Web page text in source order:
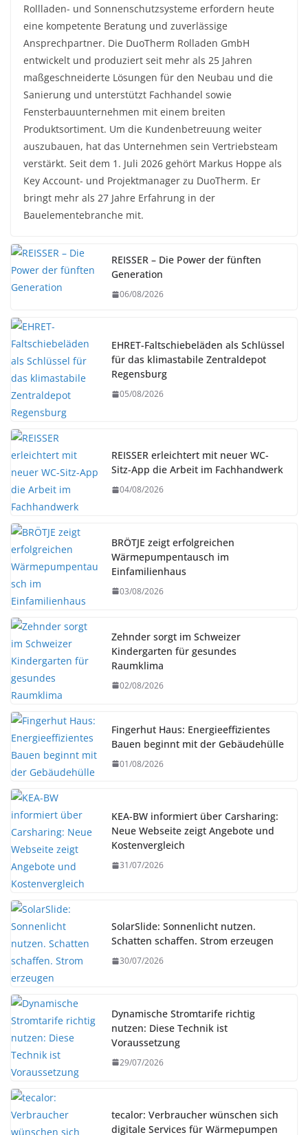
Rollladen- und Sonnenschutzsysteme erfordern heute
eine kompetente Beratung und zuverlässige
Ansprechpartner. Die DuoTherm Rolladen GmbH
entwickelt und produziert seit mehr als 25 Jahren
maßgeschneiderte Lösungen für den Neubau und die
Sanierung und unterstützt Fachhandel sowie
Fensterbauunternehmen mit einem breiten
Produktsortiment. Um die Kundenbetreuung weiter
auszubauen, hat das Unternehmen sein Vertriebsteam
verstärkt. Seit dem 1. Juli 2026 gehört Markus Hoppe als
Key Account- und Projektmanager zu DuoTherm. Er
bringt mehr als 27 Jahre Erfahrung in der
Bauelementebranche mit.
REISSER – Die Power der fünften
Generation
06/08/2026
EHRET-Faltschiebeläden als Schlüssel
für das klimastabile Zentraldepot
Regensburg
05/08/2026
REISSER erleichtert mit neuer WC-
Sitz-App die Arbeit im Fachhandwerk
04/08/2026
BRÖTJE zeigt erfolgreichen
Wärmepumpentausch im
Einfamilienhaus
03/08/2026
Zehnder sorgt im Schweizer
Kindergarten für gesundes
Raumklima
02/08/2026
Fingerhut Haus: Energieeffizientes
Bauen beginnt mit der Gebäudehülle
01/08/2026
KEA-BW informiert über Carsharing:
Neue Webseite zeigt Angebote und
Kostenvergleich
31/07/2026
SolarSlide: Sonnenlicht nutzen.
Schatten schaffen. Strom erzeugen
30/07/2026
Dynamische Stromtarife richtig
nutzen: Diese Technik ist
Voraussetzung
29/07/2026
tecalor: Verbraucher wünschen sich
digitale Services für Wärmepumpen